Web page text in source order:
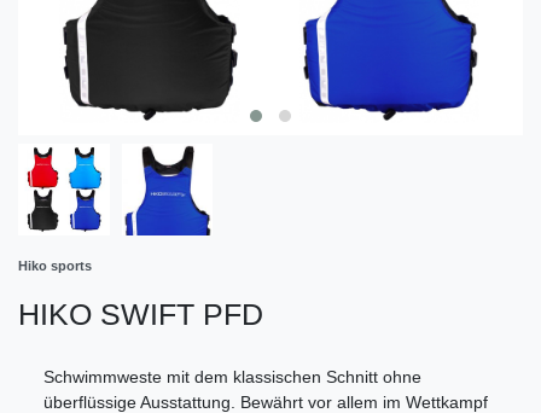
Hiko sports
HIKO SWIFT PFD
Schwimmweste mit dem klassischen Schnitt ohne
überflüssige Ausstattung. Bewährt vor allem im Wettkampf